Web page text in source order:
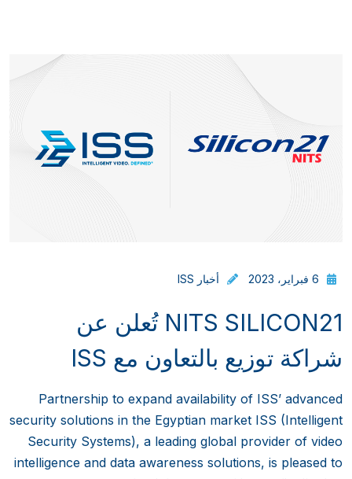
6 فبراير، 2023 أخبار ISS
NITS SILICON21 تُعلن عن
شراكة توزيع بالتعاون مع ISS
Partnership to expand availability of ISS’ advanced
security solutions in the Egyptian market ISS (Intelligent
Security Systems), a leading global provider of video
intelligence and data awareness solutions, is pleased to